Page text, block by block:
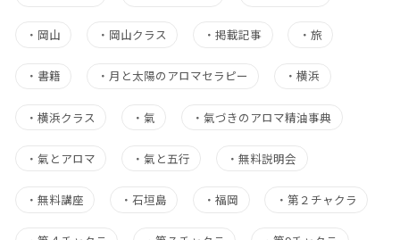
・ 岡山 ・ 岡山クラス ・掲載記事 ・ 旅
・ 書籍 ・ 月と太陽のアロマセラピー ・横浜
・ 横浜クラス ・氣 ・氣づきのアロマ精油事典
・ 氣とアロマ ・氣と五行 ・無料説明会
・ 無料講座 ・石垣島 ・福岡 ・ 第２チャクラ